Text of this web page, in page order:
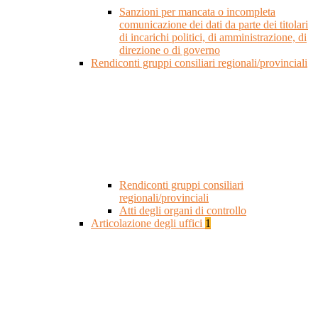
Sanzioni per mancata o incompleta
comunicazione dei dati da parte dei titolari
di incarichi politici, di amministrazione, di
direzione o di governo
Rendiconti gruppi consiliari regionali/provinciali
Rendiconti gruppi consiliari
regionali/provinciali
Atti degli organi di controllo
Articolazione degli uffici 1